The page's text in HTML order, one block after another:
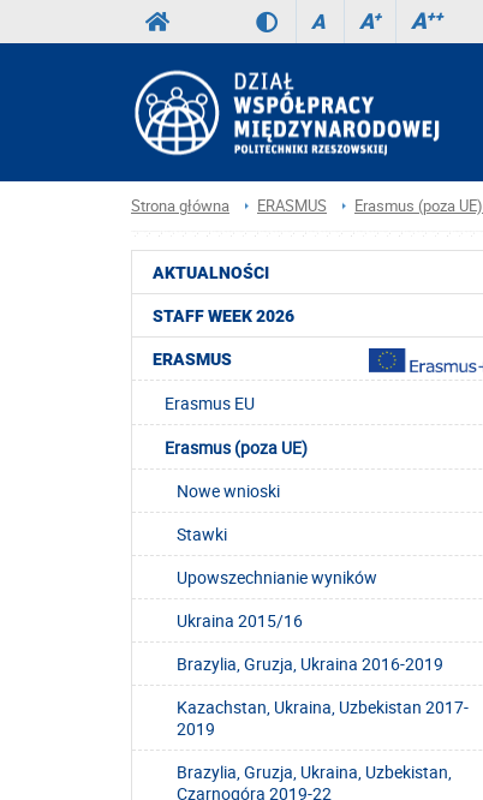
A A+ A++
Strona główna ERASMUS Erasmus (poza UE)
AKTUALNOŚCI
STAFF WEEK 2026
ERASMUS
Erasmus EU
Erasmus (poza UE)
Nowe wnioski
Stawki
Upowszechnianie wyników
Ukraina 2015/16
Brazylia, Gruzja, Ukraina 2016-2019
Kazachstan, Ukraina, Uzbekistan 2017-
2019
Brazylia, Gruzja, Ukraina, Uzbekistan,
Czarnogóra 2019-22